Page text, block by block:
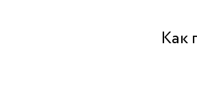
в
Бутик
Как